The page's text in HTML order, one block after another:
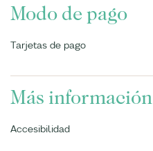
Modo de pago
Tarjetas de pago
Más información
Accesibilidad